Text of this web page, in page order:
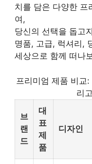
치를 담은 다양한 프
여,
당신의 선택을 돕고
명품, 고급, 럭셔리,
세상으로 함께 떠나
프리미엄 제품 비교
리
브
랜
드
대
표
제
품
디자인